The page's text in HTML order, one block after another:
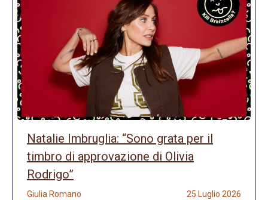
Natalie Imbruglia: “Sono grata per il
timbro di approvazione di Olivia
Rodrigo”
Giulia Romano 25 Luglio 2026